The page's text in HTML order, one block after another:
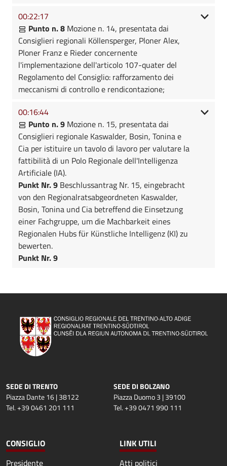
00:22:17
Punto n. 8 Mozione n. 14, presentata dai
Consiglieri regionali Köllensperger, Ploner Alex,
Ploner Franz e Rieder concernente
l'implementazione dell'articolo 107-quater del
Regolamento del Consiglio: rafforzamento dei
meccanismi di controllo e rendicontazione;
00:16:44
Punto n. 9 Mozione n. 15, presentata dai
Consiglieri regionale Kaswalder, Bosin, Tonina e
Cia per istituire un tavolo di lavoro per valutare la
fattibilità di un Polo Regionale dell'Intelligenza
Artificiale (IA).
Punkt Nr. 9 Beschlussantrag Nr. 15, eingebracht
von den Regionalratsabgeordneten Kaswalder,
Bosin, Tonina und Cia betreffend die Einsetzung
einer Fachgruppe, um die Machbarkeit eines
Regionalen Hubs für Künstliche Intelligenz (KI) zu
bewerten.
Punkt Nr. 9
SEDE DI TRENTO
Piazza Dante 16 | 38122
Tel. +39 0461 201 111
SEDE DI BOLZANO
Piazza Duomo 3 | 39100
Tel. +39 0471 990 111
CONSIGLIO
Presidente
LINK UTILI
Atti politici